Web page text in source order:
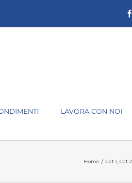
LAVORA CON NOI
Home / Cat 1 Cat 2